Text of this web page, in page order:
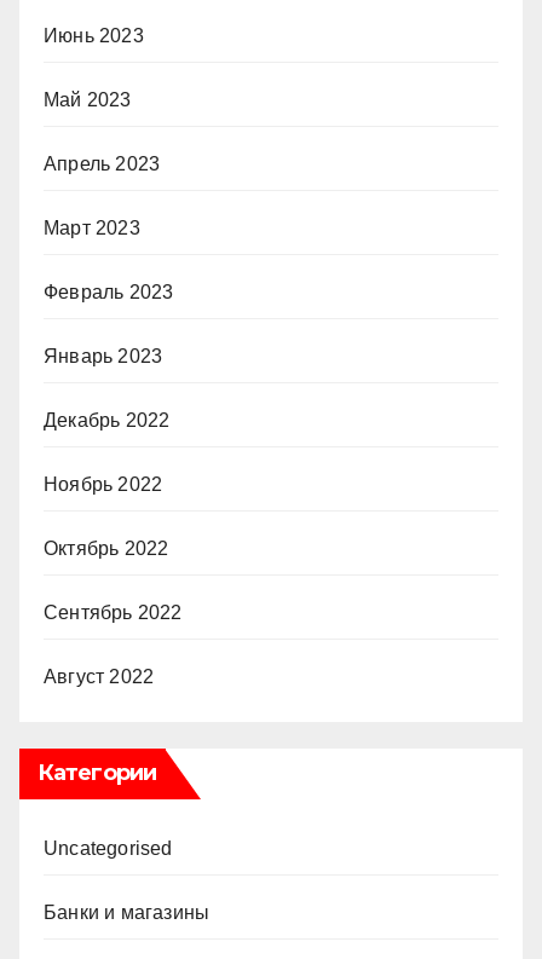
Июнь 2023
Май 2023
Апрель 2023
Март 2023
Февраль 2023
Январь 2023
Декабрь 2022
Ноябрь 2022
Октябрь 2022
Сентябрь 2022
Август 2022
Категории
Uncategorised
Банки и магазины